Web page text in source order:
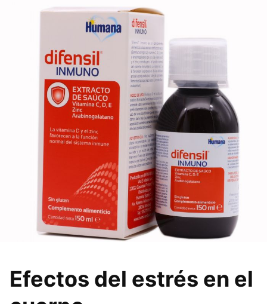
Efectos del estrés en el